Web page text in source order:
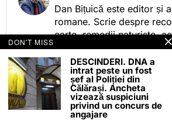
Dan Bițuică este editor și
romane. Scrie despre
carte, remedii naturiste,
cotidian politic, sport și
subiectele într-un stil
spre informare.
Prin activitatea sa
ofere cititorilor conținut
relevant, adaptat
DON'T MISS
DESCINDERI. DNA a
intrat peste un fost
șef al Poliției din
Călărași. Ancheta
vizează suspiciuni
privind un concurs de
angajare